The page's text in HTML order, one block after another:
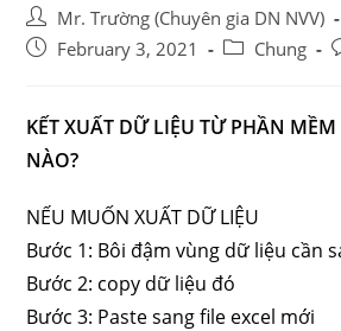
Post
author:
Mr. Trường (Chuyên gia DN NVV)
PostFebruary 3, 2021
PostChung
KẾT XUẤT DỮ LIỆU TỪ PHẦN
NÀO?
NẾU MUỐN XUẤT DỮ LIỆU
Bước 1: Bôi đậm vùng dữ liệu cần
Bước 2: copy dữ liệu đó
Bước 3: Paste sang file excel mới